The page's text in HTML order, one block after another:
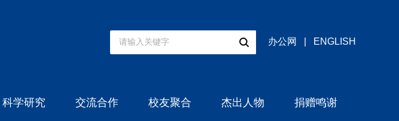
办公网 ENGLISH
科学研究 交流合作 校友聚合 杰出人物 捐赠鸣谢